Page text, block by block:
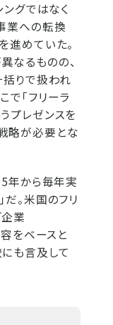
グではなく
業への転換
進めていた。
なるものの、
括りで扱われ
で「フリーラ
プレゼンスを
略が必要とな
年から毎年実
だ。米国のフリ
業
をベースと
も言及して